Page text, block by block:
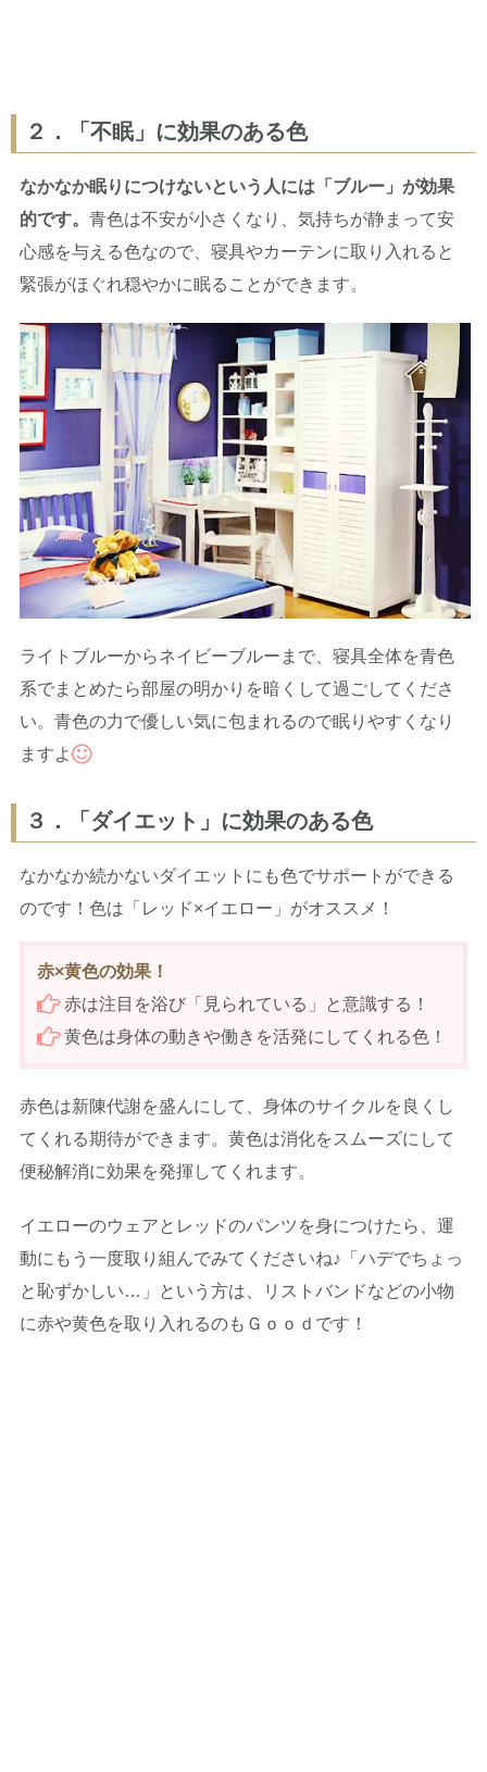
２．「不眠」に効果のある色
なかなか眠りにつけないという人には「ブルー」が効果
的です。 青色は不安が小さくなり、気持ちが静まって安
心感を与える色なので、寝具やカーテンに取り入れると
緊張がほぐれ穏やかに眠ることができます。
ライトブルーからネイビーブルーまで、寝具全体を青色
系でまとめたら部屋の明かりを暗くして過ごしてくださ
い。青色の力で優しい気に包まれるので眠りやすくなり
ますよ
３．「ダイエット」に効果のある色
なかなか続かないダイエットにも色でサポートができる
のです！色は「レッド×イエロー」がオススメ！
赤×黄色の効果！
赤は注目を浴び「見られている」と意識する！
黄色は身体の動きや働きを活発にしてくれる色！
赤色は新陳代謝を盛んにして、身体のサイクルを良くし
てくれる期待ができます。黄色は消化をスムーズにして
便秘解消に効果を発揮してくれます。
イエローのウェアとレッドのパンツを身につけたら、運
動にもう一度取り組んでみてくださいね♪「ハデでちょっ
と恥ずかしい…」という方は、リストバンドなどの小物
に赤や黄色を取り入れるのもＧｏｏｄです！